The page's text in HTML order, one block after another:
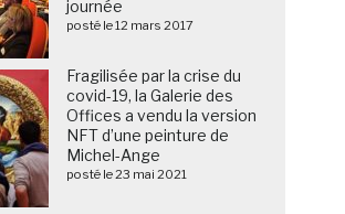
journée
posté le 12 mars 2017
Fragilisée par la crise du
covid-19, la Galerie des
Offices a vendu la version
NFT d’une peinture de
Michel-Ange
posté le 23 mai 2021